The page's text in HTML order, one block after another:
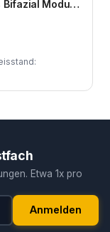
Bifazial Modul /
Etwa 1x pro
Anmelden